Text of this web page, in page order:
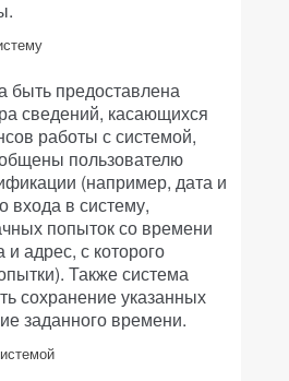
быть предоставлена
сведений, касающихся
работы с системой,
пользователю
(например, дата и
входа в систему,
попыток со времени
и адрес, с которого
Также система
сохранение указанных
заданного времени.